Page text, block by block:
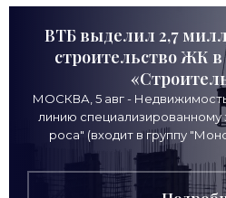
ВТБ выделил 2,7
строительство ЖК
МОСКВА, 5 авг -
линию
роса" (входит в группу
рублей